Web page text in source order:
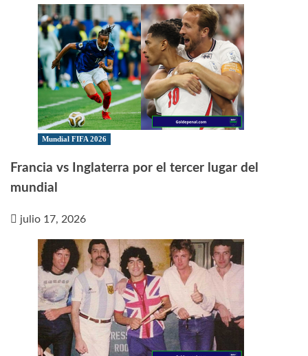
Mundial FIFA 2026
Francia vs Inglaterra por el tercer lugar del
mundial
julio 17, 2026